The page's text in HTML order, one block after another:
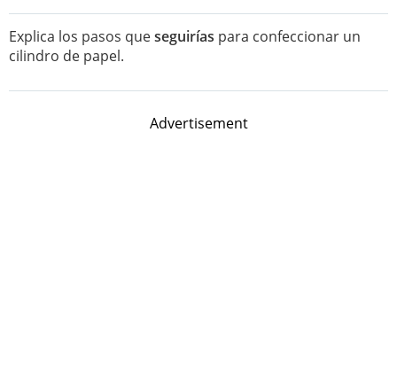
Explica los pasos queseguirías para confeccionar un
cilindro de papel.
Advertisement